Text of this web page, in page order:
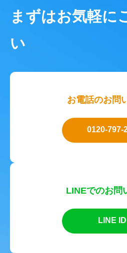
まずはお気軽に
い
お電話のお問
0120-797-
LINEでのお問
LINE ID